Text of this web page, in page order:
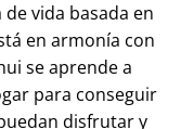
vida basada en
en armonía con
se aprende a
para conseguir
disfrutar y